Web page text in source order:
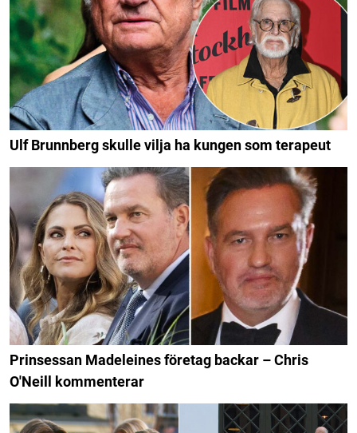
Ulf Brunnberg skulle vilja ha kungen som terapeut
Prinsessan Madeleines företag backar – Chris
O'Neill kommenterar